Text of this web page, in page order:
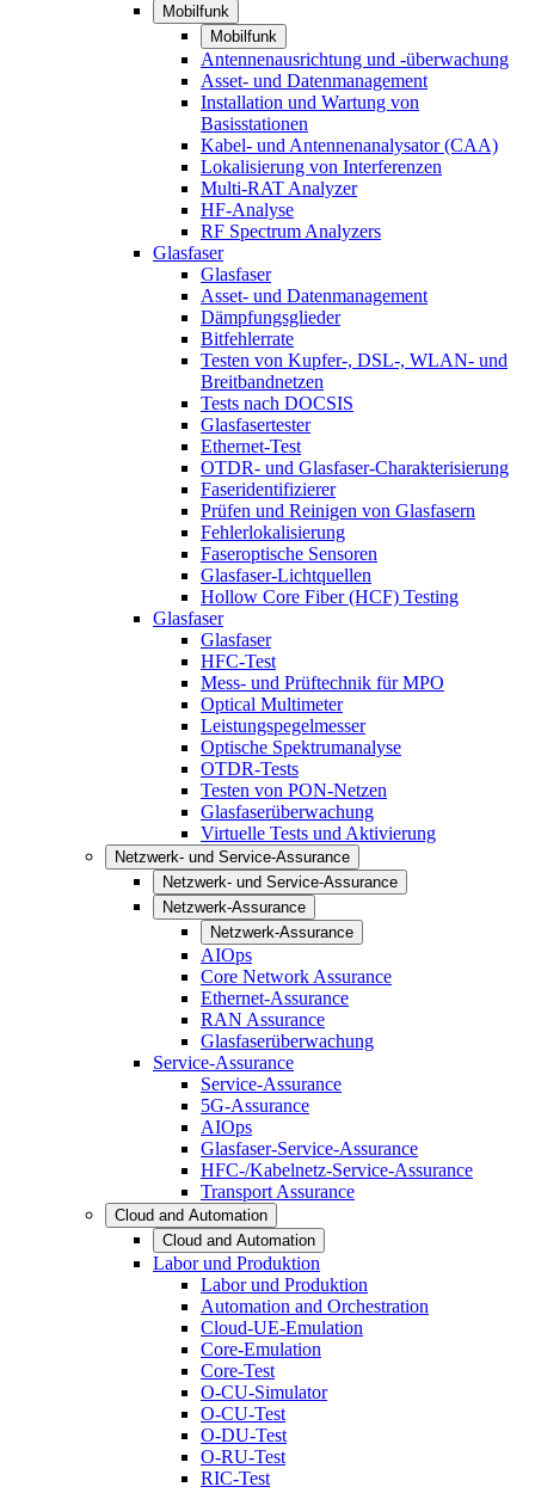
Mobilfunk
Mobilfunk
Antennenausrichtung und -überwachung
Asset- und Datenmanagement
Installation und Wartung von
Basisstationen
Kabel- und Antennenanalysator (CAA)
Lokalisierung von Interferenzen
Multi-RAT Analyzer
HF-Analyse
RF Spectrum Analyzers
Glasfaser
Glasfaser
Asset- und Datenmanagement
Dämpfungsglieder
Bitfehlerrate
Testen von Kupfer-, DSL-, WLAN- und
Breitbandnetzen
Tests nach DOCSIS
Glasfasertester
Ethernet-Test
OTDR- und Glasfaser-Charakterisierung
Faseridentifizierer
Prüfen und Reinigen von Glasfasern
Fehlerlokalisierung
Faseroptische Sensoren
Glasfaser-Lichtquellen
Hollow Core Fiber (HCF) Testing
Glasfaser
Glasfaser
HFC-Test
Mess- und Prüftechnik für MPO
Optical Multimeter
Leistungspegelmesser
Optische Spektrumanalyse
OTDR-Tests
Testen von PON-Netzen
Glasfaserüberwachung
Virtuelle Tests und Aktivierung
Netzwerk- und Service-Assurance
Netzwerk- und Service-Assurance
Netzwerk-Assurance
Netzwerk-Assurance
AIOps
Core Network Assurance
Ethernet-Assurance
RAN Assurance
Glasfaserüberwachung
Service-Assurance
Service-Assurance
5G-Assurance
AIOps
Glasfaser-Service-Assurance
HFC-/Kabelnetz-Service-Assurance
Transport Assurance
Cloud and Automation
Cloud and Automation
Labor und Produktion
Labor und Produktion
Automation and Orchestration
Cloud-UE-Emulation
Core-Emulation
Core-Test
O-CU-Simulator
O-CU-Test
O-DU-Test
O-RU-Test
RIC-Test